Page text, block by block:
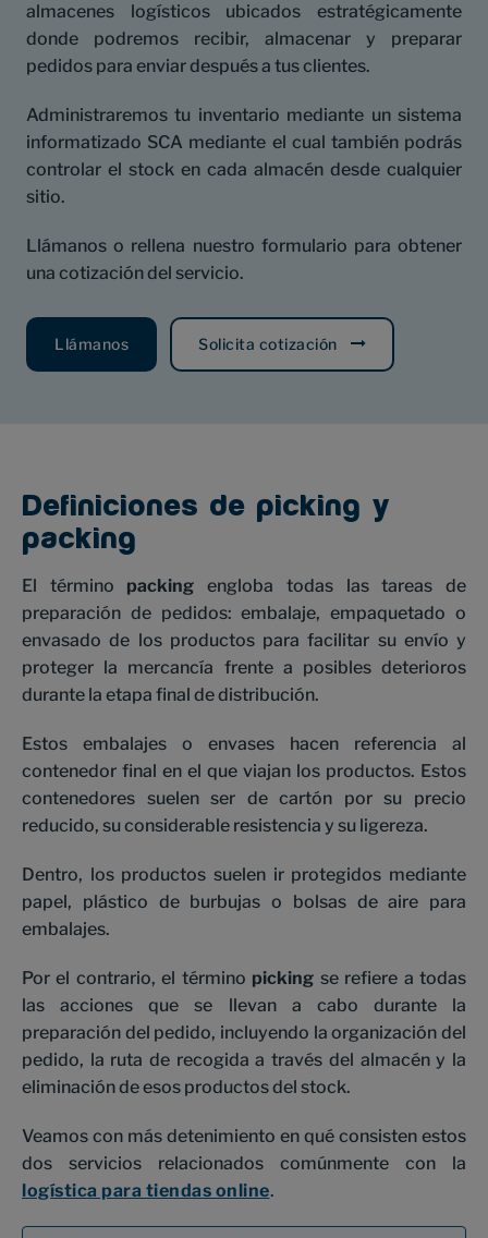
almacenes logísticos ubicados estratégicamente
donde podremos recibir, almacenar y preparar
pedidos para enviar después a tus clientes.
Administraremos tu inventario mediante un sistema
informatizado SCA mediante el cual también podrás
controlar el stock en cada almacén desde cualquier
sitio.
Llámanos o rellena nuestro formulario para obtener
una cotización del servicio.
Llámanos Solicita cotización
Definiciones de picking y
packing
El término packing engloba todas las tareas de
preparación de pedidos: embalaje, empaquetado o
envasado de los productos para facilitar su envío y
proteger la mercancía frente a posibles deterioros
durante la etapa final de distribución.
Estos embalajes o envases hacen referencia al
contenedor final en el que viajan los productos. Estos
contenedores suelen ser de cartón por su precio
reducido, su considerable resistencia y su ligereza.
Dentro, los productos suelen ir protegidos mediante
papel, plástico de burbujas o bolsas de aire para
embalajes.
Por el contrario, el término picking se refiere a todas
las acciones que se llevan a cabo durante la
preparación del pedido, incluyendo la organización del
pedido, la ruta de recogida a través del almacén y la
eliminación de esos productos del stock.
Veamos con más detenimiento en qué consisten estos
dos servicios relacionados comúnmente con la
logística para tiendas online.